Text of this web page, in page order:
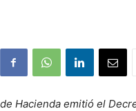
Hacienda emitió el